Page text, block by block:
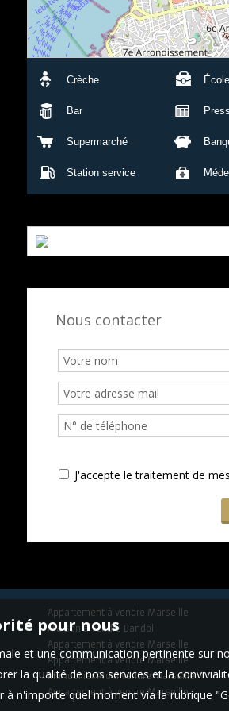
Crèche École
Bar
Supermarché
Station service
Nous contacter
J'accepte le traitement de
Appartement à vendre Marseille
Maison à vendre Bandol
Appartement à vendre Marseille
Appartement à vendre Marseille
Immobilier Pro à vendre Marseille
Appartement à vendre Marseille
pour nous
et une communication pertinente sur
la qualité de nos services et la
n'importe quel moment via la rubrique